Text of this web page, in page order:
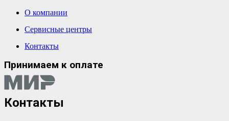
О компании
Сервисные центры
Контакты
Принимаем к оплате
Контакты